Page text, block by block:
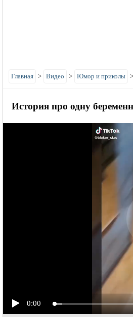
Главная > Видео > Юмор и приколы >
История про одну
0:00